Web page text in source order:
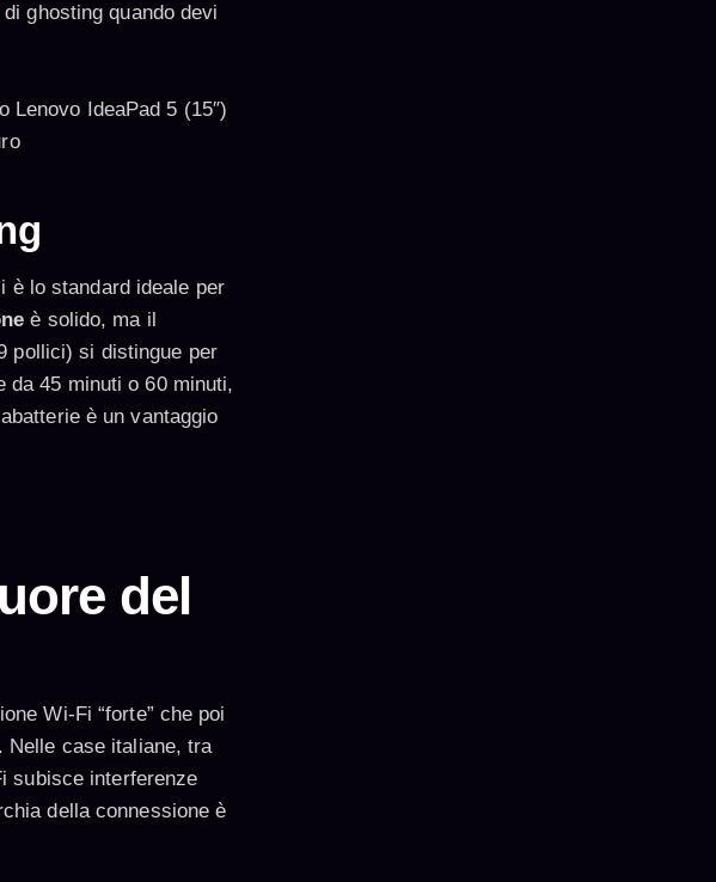
di ghosting quando devi
IdeaPad 5 (15″)
è lo standard ideale per
è solido, ma il
pollici) si distingue per
da 45 minuti o 60 minuti,
è un vantaggio
del
Wi-Fi “forte” che poi
Nelle case italiane, tra
subisce interferenze
della connessione è